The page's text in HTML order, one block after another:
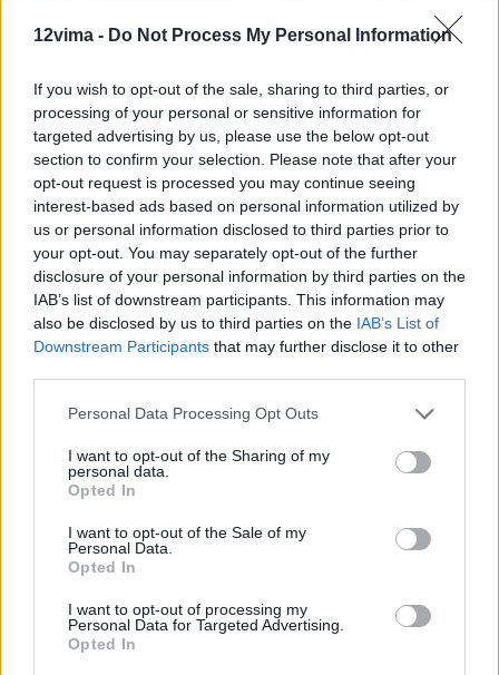
12vima - Do Not Process My Personal Information
If you wish to opt-out of the sale, sharing to third parties, or
processing of your personal or sensitive information for
targeted advertising by us, please use the below opt-out
section to confirm your selection. Please note that after your
opt-out request is processed you may continue seeing
interest-based ads based on personal information utilized by
us or personal information disclosed to third parties prior to
your opt-out. You may separately opt-out of the further
disclosure of your personal information by third parties on the
IAB’s list of downstream participants. This information may
also be disclosed by us to third parties on the IAB’s List of
Downstream Participants that may further disclose it to other
Personal Data Processing Opt Outs
I want to opt-out of the Sharing of my
personal data.
Opted In
I want to opt-out of the Sale of my
Personal Data.
Opted In
I want to opt-out of processing my
Personal Data for Targeted Advertising.
Opted In